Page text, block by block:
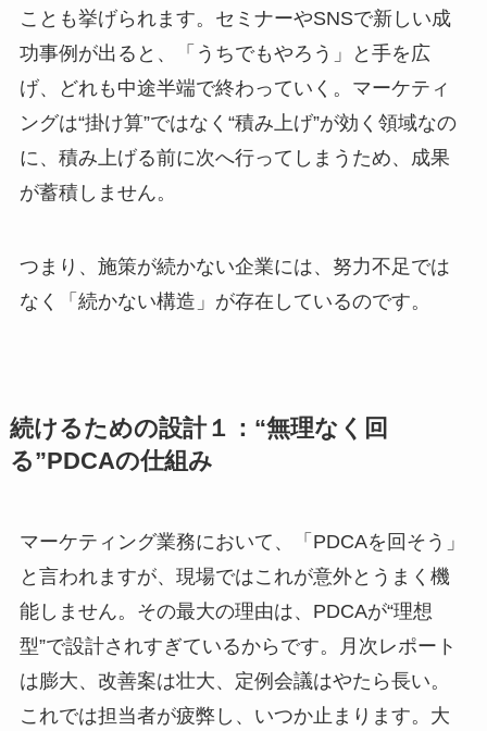
ことも挙げられます。セミナーやSNSで新しい成
功事例が出ると、「うちでもやろう」と手を広
げ、どれも中途半端で終わっていく。マーケティ
ングは“掛け算”ではなく“積み上げ”が効く領域なの
に、積み上げる前に次へ行ってしまうため、成果
が蓄積しません。
つまり、施策が続かない企業には、努力不足では
なく「続かない構造」が存在しているのです。
続けるための設計１：“無理なく回
る”PDCAの仕組み
マーケティング業務において、「PDCAを回そう」
と言われますが、現場ではこれが意外とうまく機
能しません。その最大の理由は、PDCAが“理想
型”で設計されすぎているからです。月次レポート
は膨大、改善案は壮大、定例会議はやたら長い。
これでは担当者が疲弊し、いつか止まります。大